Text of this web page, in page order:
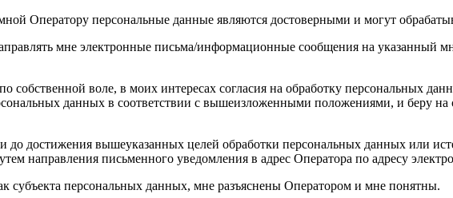
Оператору персональные данные являются достоверными и могут
мне электронные письма/информационные сообщения на указанный
собственной воле, в моих интересах согласия на обработку персональных
данных в соответствии с вышеизложенными положениями, и беру на
до достижения вышеуказанных целей обработки персональных данных или
направления письменного уведомления в адрес Оператора по адресу
субъекта персональных данных, мне разъяснены Оператором и мне понятны.